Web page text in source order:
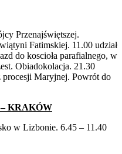
Przenajświętszej.
Fatimskiej. 11.00 udział
do koscioła parafialnego, w
Obiadokolacja. 21.30
Maryjnej. Powrót do
– KRAKÓW
w Lizbonie. 6.45 – 11.40